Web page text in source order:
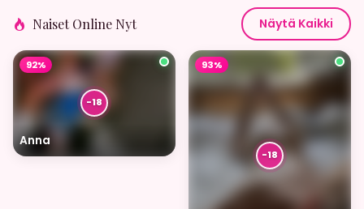
Naiset Online Nyt Näytä Kaikki
Anna
92% 93%